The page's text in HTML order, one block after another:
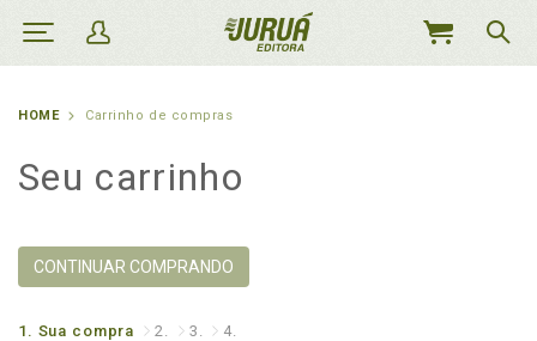
MEU
HOME Carrinho de compras
Seu carrinho
CONTINUAR COMPRANDO
1. Sua compra 2. 3. 4.